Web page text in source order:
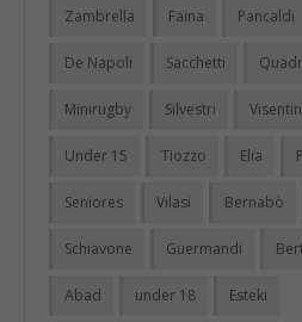
Zambrella Faina Pancaldi
De Napoli Sacchetti
Minirugby Silvestri Visentin
Under 15 Tiozzo Elia
Seniores Vilasi Bernabò
Schiavone Guermandi
Abad under 18 Esteki